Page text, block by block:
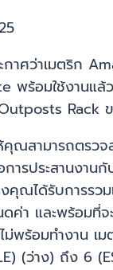
ะกาศว่าเมตริก
พร้อมใช้งานแล้
Outposts
ห้คุณสามารถตร
การประสานงา
ณได้รับการรวม
ค่า และพร้อมที่จ
ม่พร้อมทำงาน
(ว่าง) ถึง 6